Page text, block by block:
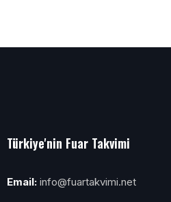
Türkiye'nin Fuar Takvimi
Email: info@fuartakvimi.net